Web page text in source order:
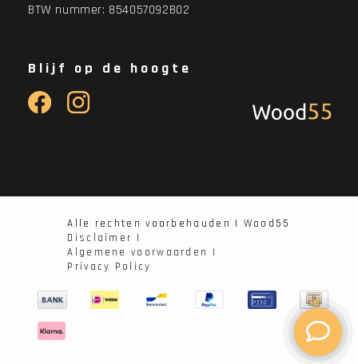
BTW nummer: 854057092B02
Blijf op de hoogte
Alle rechten voorbehauden | Wood55
Disclaimer |
Algemene voorwaarden |
Privacy Policy